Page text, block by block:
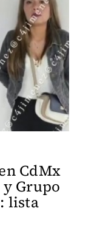
CdMx
y Grupo
lista